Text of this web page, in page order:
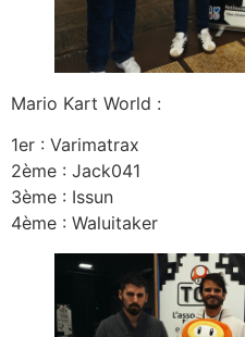
Mario Kart World :
1er : Varimatrax
2ème : Jack041
3ème : Issun
4ème : Waluitaker